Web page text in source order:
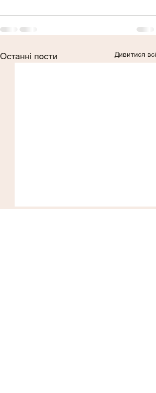
Останні пости Дивитися всі